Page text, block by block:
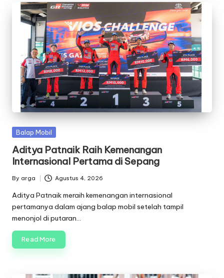
Posted
Balap Mobil
Aditya Patnaik Raih Kemenangan
Internasional Pertama di Sepang
Posted
by
By arga Agustus 4, 2026
Aditya Patnaik meraih kemenangan internasional
pertamanya dalam ajang balap mobil setelah tampil
menonjol di putaran…
Read More